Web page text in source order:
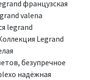
французская
valena
legrand
Legrand
безупречное
надёжная